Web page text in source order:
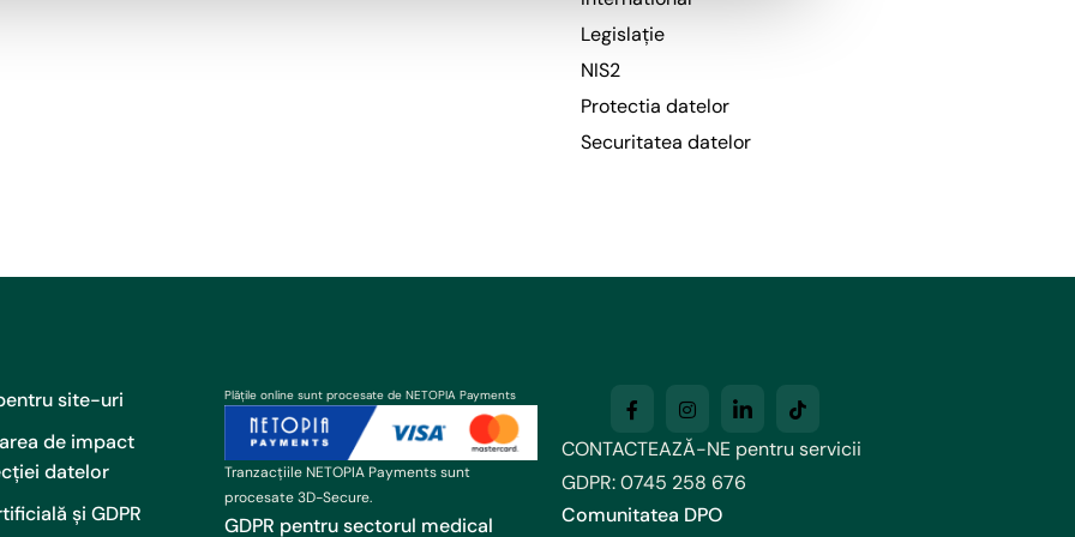
Legislație
NIS2
Protectia datelor
Securitatea datelor
site-uri
de impact
datelor
și GDPR
Plățile online sunt procesate de NETOPIA Payments
Tranzacțiile NETOPIA Payments sunt
procesate 3D-Secure.
GDPR pentru sectorul medical
CONTACTEAZĂ-NE pentru servicii
GDPR:0745 258 676
Comunitatea DPO